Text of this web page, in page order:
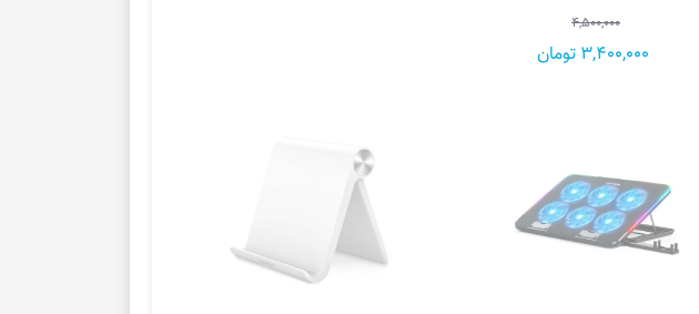
4,500,000
3,400,000 تومان